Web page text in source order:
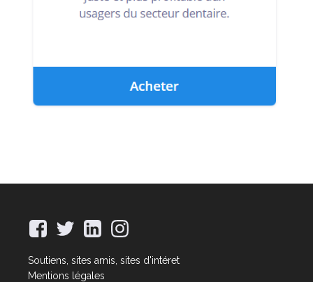
Soutiens, sites amis, sites d'intéret
Mentions légales